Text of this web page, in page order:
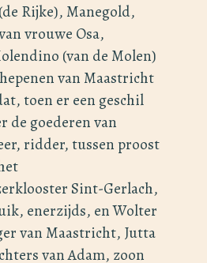
Rijke), Manegold,
vrouwe Osa,
(van de Molen)
van Maastricht
toen er een geschil
de goederen van
ridder, tussen proost
Sint-Gerlach,
enerzijds, en Wolter
van Maastricht, Jutta
van Adam, zoon